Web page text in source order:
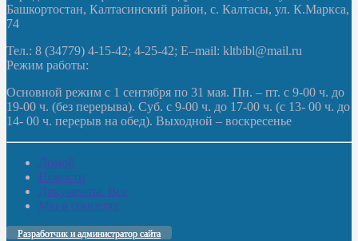
Башкортостан, Калтасинский район, с. Калтасы, ул. К.Маркса,
74
Тел.: 8 (34779) 4-15-42; 4-25-42; E–mail: kltbibl@mail.ru
Режим работы:
Основной режим с 1 сентября по 31 мая. Пн. – пт. с 9-00 ч. до
19-00 ч. (без перерыва). Суб. с 9-00 ч. до 17-00 ч. (с 13- 00 ч. до
14- 00 ч. перерыв на обед). Выходной – воскресенье
Домой
Новости
Документы. Все
Мы в соцсетях
Разработчик и администратор сайта